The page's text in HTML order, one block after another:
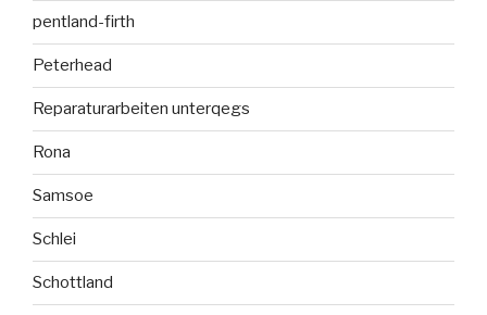
pentland-firth
Peterhead
Reparaturarbeiten unterqegs
Rona
Samsoe
Schlei
Schottland